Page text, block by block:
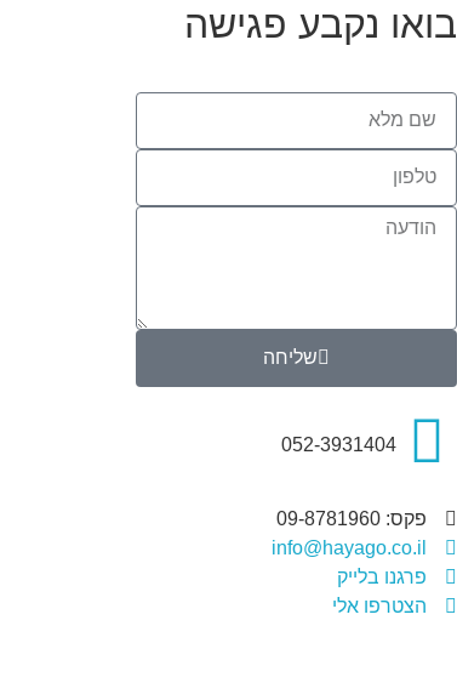
בואו נקבע פגישה
שליחה
052-3931404
פקס: 09-8781960
info@hayago.co.il
פרגנו בלייק
הצטרפו אלי